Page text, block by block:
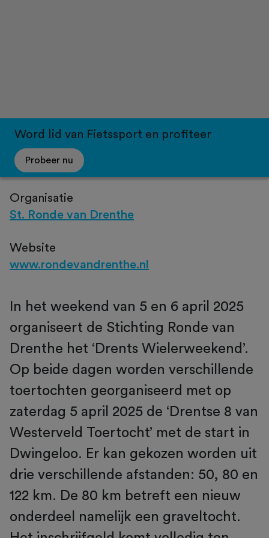
Word lid van Fietssport en profiteer
Probeer nu
Organisatie
St. Ronde van Drenthe
Website
www.rondevandrenthe.nl
In het weekend van 5 en 6 april 2025
organiseert de Stichting Ronde van
Drenthe het ‘Drents Wielerweekend’.
Op beide dagen worden verschillende
toertochten georganiseerd met op
zaterdag 5 april 2025 de ‘Drentse 8 van
Westerveld Toertocht’ met de start in
Dwingeloo. Er kan gekozen worden uit
drie verschillende afstanden: 50, 80 en
122 km. De 80 km betreft een nieuw
onderdeel namelijk een graveltocht.